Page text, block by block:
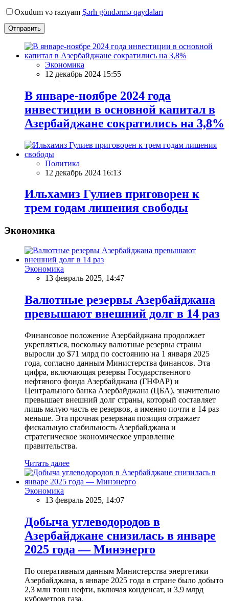
Oxudum və razıyam Şərh göndərmə qaydaları
Отправить
Экономика
12 декабрь 2024 15:55
В январе-ноябре 2024 года
инвестиции в основной капитал в
Азербайджане сократились на 3,8%
Политика
12 декабрь 2024 16:13
Ильхамиз Гулиев приговорен к
трем годам лишения свободы
Экономика
Экономика
13 февраль 2025, 14:47
Валютные резервы Азербайджана
превышают внешний долг в 14 раз
Финансовое положение Азербайджана продолжает
укрепляться, поскольку валютные резервы страны
выросли до $71 млрд по состоянию на 1 января 2025
года, согласно данным Министерства финансов. Эта
цифра, включающая резервы Государственного
нефтяного фонда Азербайджана (ГНФАР) и
Центрального банка Азербайджана (ЦБА), значительно
превышает внешний долг страны, который составляет
лишь малую часть ее резервов, а именно почти в 14 раз
меньше. Эта прочная резервная позиция отражает
фискальную стабильность Азербайджана и
стратегическое экономическое управление
правительства.
Читать далее
Экономика
13 февраль 2025, 14:07
Добыча углеводородов в
Азербайджане снизилась в январе
2025 года — Минэнерго
По оперативным данным Министерства энергетики
Азербайджана, в январе 2025 года в стране было добыто
2,3 млн тонн нефти, включая конденсат, и 3,9 млрд
кубометров газа.